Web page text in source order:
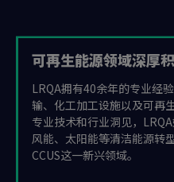
可再生能源领域深厚
LRQA拥有40余年的专业经
输、化工加工设施以及可再
专业技术和行业洞见，
风能、太阳能等清洁能源转
CCUS这一新兴领域。